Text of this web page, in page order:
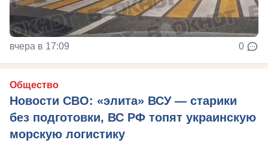
вчера в 17:09 0
Общество
Новости СВО: «элита» ВСУ — старики
без подготовки, ВС РФ топят украинскую
морскую логистику